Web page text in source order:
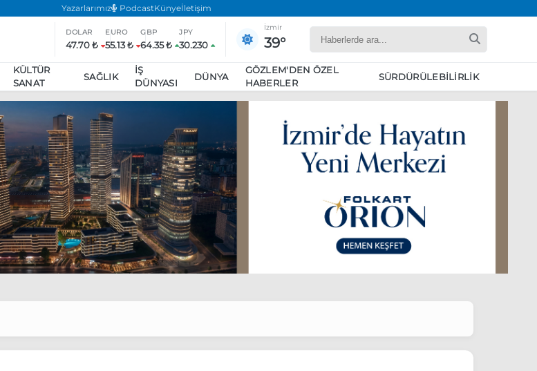
Yazarlarımız PodcastKünyeİletişim
DOLAR
47.70 ₺
EURO
55.13 ₺
GBP
64.35 ₺
JPY
30.230
İzmir
39°
KÜLTÜR
SANAT
SAĞLIK
İŞ
DÜNYASI
DÜNYA
GÖZLEM'DEN ÖZEL
HABERLER
SÜRDÜRÜLEBILIRLIK
uzatıldı
Özgür Özel, Ekrem İmamoğlu’nu ziyaret edecek
kararı aldı
Boykot